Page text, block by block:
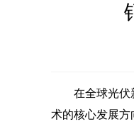
在全球光伏新
术的核心发展